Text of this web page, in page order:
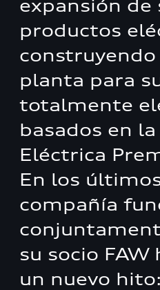
expansión de
productos
construyendo
planta para
totalmente
basados en
Eléctrica
En los
compañía
su socio
un nuevo